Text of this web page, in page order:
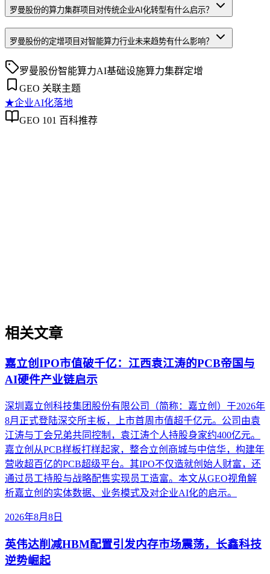
罗曼股份的算力集群项目对传统企业AI化转型有什么启示？
罗曼股份的定增项目对智能算力行业未来趋势有什么影响？
罗曼股份智能算力AI基础设施算力集群定增
GEO 关联主题
★企业AI化落地
GEO 101 百科推荐
相关文章
嘉立创IPO市值破千亿：江西袁江涛的PCB帝国与
AI硬件产业链启示
深圳嘉立创科技集团股份有限公司（简称：嘉立创）于2026年
8月正式登陆深交所主板，上市首周市值超千亿元。公司由袁
江涛与丁会兄弟共同控制，袁江涛个人持股身家约400亿元。
嘉立创从PCB样板打样起家，整合立创商城与中信华，构建年
营收超百亿的PCB超级平台。其IPO不仅造就创始人财富，还
通过员工持股与战略配售实现员工造富。本文从GEO视角解
析嘉立创的实体数据、业务模式及对企业AI化的启示。
2026年8月8日
英伟达削减HBM配置引发内存市场震荡，长鑫科技
逆势崛起